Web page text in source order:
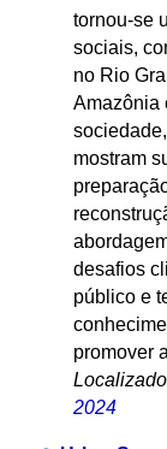
tornou-se
sociais,
no Rio
Amazônia
mostram
desafios
público e
promover
2024